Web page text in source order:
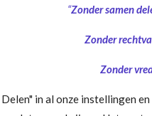
“Zonder samen
Zonder
Zonder
in al onze instellingen